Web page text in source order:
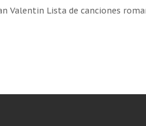
Valentin Lista de canciones